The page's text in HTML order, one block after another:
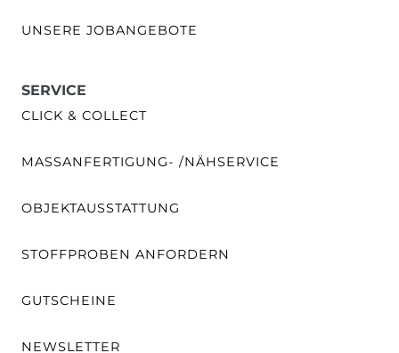
UNSERE JOBANGEBOTE
SERVICE
CLICK & COLLECT
MASSANFERTIGUNG- /NÄHSERVICE
OBJEKTAUSSTATTUNG
STOFFPROBEN ANFORDERN
GUTSCHEINE
NEWSLETTER